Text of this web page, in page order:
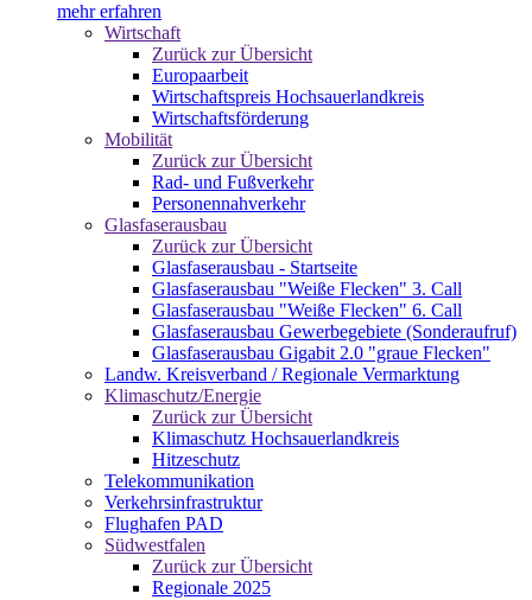
mehr erfahren
Wirtschaft
Zurück zur Übersicht
Europaarbeit
Wirtschaftspreis Hochsauerlandkreis
Wirtschaftsförderung
Mobilität
Zurück zur Übersicht
Rad- und Fußverkehr
Personennahverkehr
Glasfaserausbau
Zurück zur Übersicht
Glasfaserausbau - Startseite
Glasfaserausbau "Weiße Flecken" 3. Call
Glasfaserausbau "Weiße Flecken" 6. Call
Glasfaserausbau Gewerbegebiete (Sonderaufruf)
Glasfaserausbau Gigabit 2.0 "graue Flecken"
Landw. Kreisverband / Regionale Vermarktung
Klimaschutz/Energie
Zurück zur Übersicht
Klimaschutz Hochsauerlandkreis
Hitzeschutz
Telekommunikation
Verkehrsinfrastruktur
Flughafen PAD
Südwestfalen
Zurück zur Übersicht
Regionale 2025